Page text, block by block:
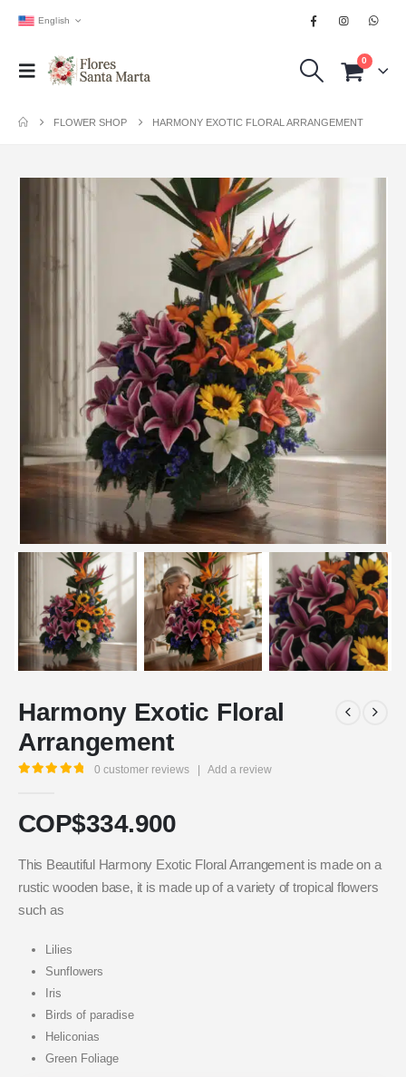
English
0
FLOWER SHOP HARMONY EXOTIC FLORAL ARRANGEMENT
Harmony Exotic Floral
Arrangement
0 customer reviews Add a review
COP$334.900
This Beautiful Harmony Exotic Floral Arrangement is made on a
rustic wooden base, it is made up of a variety of tropical flowers
such as
Lilies
Sunflowers
Iris
Birds of paradise
Heliconias
Green Foliage